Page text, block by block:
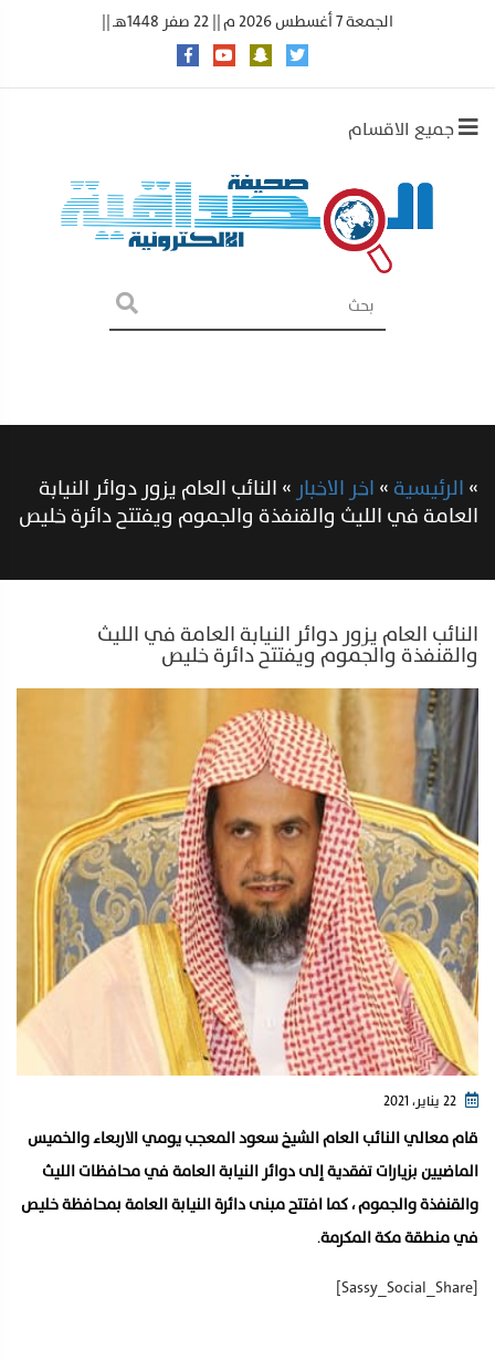
الجمعة 7 أغسطس 2026 م || 22 صفر 1448هـ ||
جميع الاقسام
»الرئيسية»اخر الاخبار »النائب العام يزور دوائر النيابة
العامة في الليث والقنفذة والجموم ويفتتح دائرة خليص
النائب العام يزور دوائر النيابة العامة في الليث
والقنفذة والجموم ويفتتح دائرة خليص
قام معالي النائب العام الشيخ سعود المعجب يومي الاربعاء والخميس
الماضيين بزيارات تفقدية إلى دوائر النيابة العامة في محافظات الليث
والقنفذة والجموم ، كما افتتح مبنى دائرة النيابة العامة بمحافظة خليص
في منطقة مكة المكرمة.
[Sassy_Social_Share]